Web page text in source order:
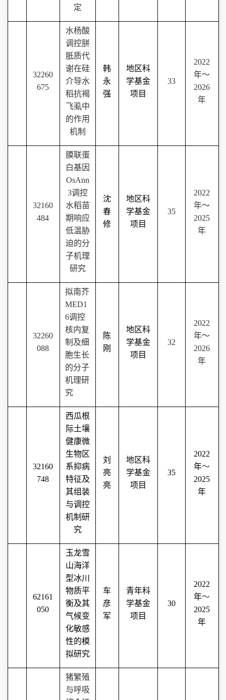
定
32260
675
水杨酸
调控胼
胝质代
谢在硅
介导水
稻抗褐
飞虱中
的作用
机制
韩
永
强
地区科
学基金
项目
33
2022
年～
2026
年
32160
484
膜联蛋
白基因
OsAnn
3调控
水稻苗
期响应
低温胁
迫的分
子机理
研究
沈
春
修
地区科
学基金
项目
35
2022
年～
2025
年
32260
088
拟南芥
MED1
6调控
核内复
制及细
胞生长
的分子
机理研
究
陈
刚
地区科
学基金
项目
32
2022
年～
2026
年
32160
748
西瓜根
际土壤
健康微
生物区
系抑病
特征及
其组装
与调控
机制研
究
刘
亮
亮
地区科
学基金
项目
35
2022
年～
2025
年
62161
050
玉龙雪
山海洋
型冰川
物质平
衡及其
气候变
化敏感
性的模
拟研究
车
彦
军
青年科
学基金
项目
30
2022
年～
2025
年
猪繁殖
与呼吸